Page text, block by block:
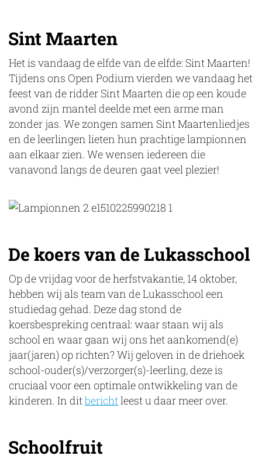
Sint Maarten
Het is vandaag de elfde van de elfde: Sint Maarten!
Tijdens ons Open Podium vierden we vandaag het
feest van de ridder Sint Maarten die op een koude
avond zijn mantel deelde met een arme man
zonder jas. We zongen samen Sint Maartenliedjes
en de leerlingen lieten hun prachtige lampionnen
aan elkaar zien. We wensen iedereen die
vanavond langs de deuren gaat veel plezier!
De koers van de Lukasschool
Op de vrijdag voor de herfstvakantie, 14 oktober,
hebben wij als team van de Lukasschool een
studiedag gehad. Deze dag stond de
koersbespreking centraal: waar staan wij als
school en waar gaan wij ons het aankomend(e)
jaar(jaren) op richten? Wij geloven in de driehoek
school-ouder(s)/verzorger(s)-leerling, deze is
cruciaal voor een optimale ontwikkeling van de
kinderen. In ditberichtleest u daar meer over.
Schoolfruit